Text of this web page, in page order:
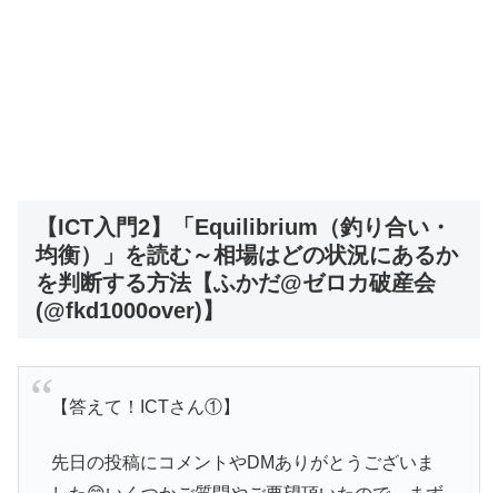
【ICT入門2】「Equilibrium（釣り合い・
均衡）」を読む～相場はどの状況にあるか
を判断する方法【ふかだ@ゼロカ破産会
(@fkd1000over)】
【答えて！ICTさん①】
先日の投稿にコメントやDMありがとうございま